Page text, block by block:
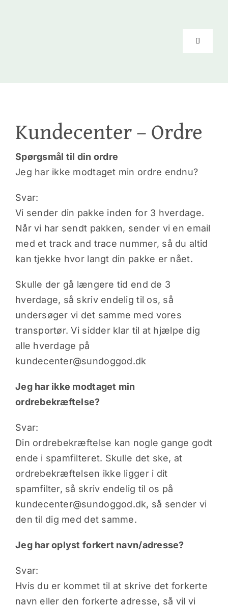
Toggle
Kundecenter – Ordre
Spørgsmål til din ordre
Jeg har ikke modtaget min ordre endnu?
Svar:
Vi sender din pakke inden for 3 hverdage.
Når vi har sendt pakken, sender vi en email
med et track and trace nummer, så du altid
kan tjekke hvor langt din pakke er nået.
Skulle der gå længere tid end de 3
hverdage, så skriv endelig til os, så
undersøger vi det samme med vores
transportør. Vi sidder klar til at hjælpe dig
alle hverdage på
kundecenter@sundoggod.dk
Jeg har ikke modtaget min
ordrebekræftelse?
Svar:
Din ordrebekræftelse kan nogle gange godt
ende i spamfilteret. Skulle det ske, at
ordrebekræftelsen ikke ligger i dit
spamfilter, så skriv endelig til os på
kundecenter@sundoggod.dk, så sender vi
den til dig med det samme.
Jeg har oplyst forkert navn/adresse?
Svar:
Hvis du er kommet til at skrive det forkerte
navn eller den forkerte adresse, så vil vi